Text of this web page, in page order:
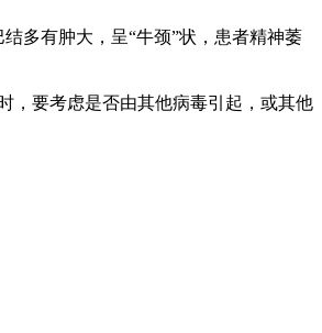
多有肿大，呈“牛颈”状，患者精神萎
要考虑是否由其他病毒引起，或其他